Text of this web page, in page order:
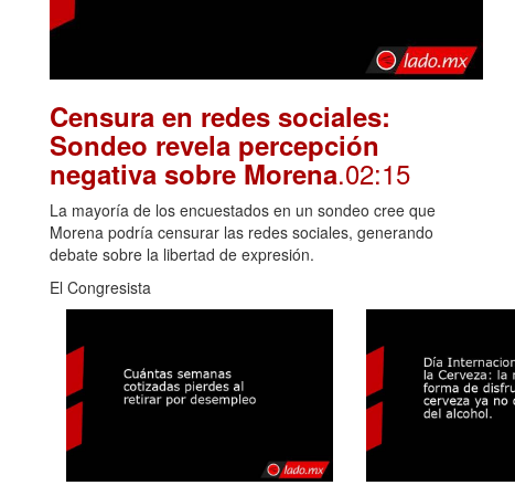
Censura en redes sociales:
Sondeo revela percepción
negativa sobre Morena.02:15
La mayoría de los encuestados en un sondeo cree que
Morena podría censurar las redes sociales, generando
debate sobre la libertad de expresión.
El Congresista